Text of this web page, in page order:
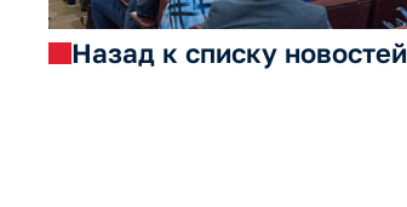
Назад к списку новостей